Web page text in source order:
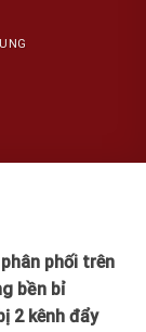
phối trên
bền bỉ
2 kênh đẩy